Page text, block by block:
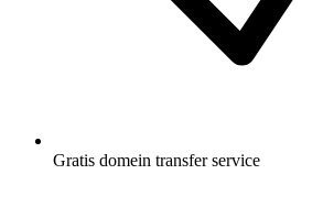
Gratis domein transfer service